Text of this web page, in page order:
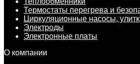
Термостаты перегрева и
Циркуляционные насосы,
Электроды
Электронные платы
О компании